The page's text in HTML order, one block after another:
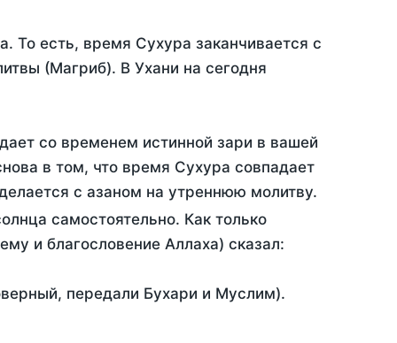
То есть, время Сухура заканчивается с
(Магриб). В Ухани на сегодня
со временем истинной зари в вашей
в том, что время Сухура совпадает
с азаном на утреннюю молитву.
самостоятельно. Как только
и благословение Аллаха) сказал:
передали Бухари и Муслим).